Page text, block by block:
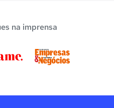
na imprensa